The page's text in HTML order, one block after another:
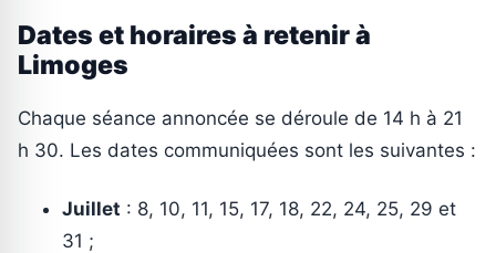
Dates et horaires à retenir à
Limoges
Chaque séance annoncée se déroule de 14 h à 21
h 30. Les dates communiquées sont les suivantes :
Juillet : 8, 10, 11, 15, 17, 18, 22, 24, 25, 29 et
31 ;